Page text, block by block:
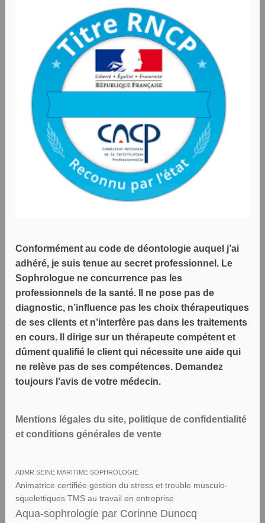
Conformément au code de déontologie auquel j’ai
adhéré, je suis tenue au secret professionnel. Le
Sophrologue ne concurrence pas les
professionnels de la santé. Il ne pose pas de
diagnostic, n’influence pas les choix thérapeutiques
de ses clients et n’interfère pas dans les traitements
en cours. Il dirige sur un thérapeute compétent et
dûment qualifié le client qui nécessite une aide qui
ne relève pas de ses compétences. Demandez
toujours l’avis de votre médecin.
Mentions légales du site, politique de confidentialité
et conditions générales de vente
ADMR SEINE MARITIME SOPHROLOGIE
Animatrice certifiée gestion du stress et trouble musculo-
squelettiques TMS au travail en entreprise
Aqua-sophrologie par Corinne Dunocq